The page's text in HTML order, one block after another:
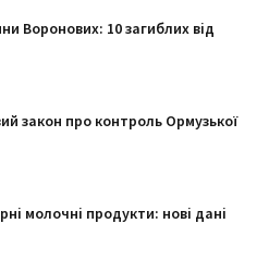
Воронових: 10 загиблих від
закон про контроль Ормузької
молочні продукти: нові дані